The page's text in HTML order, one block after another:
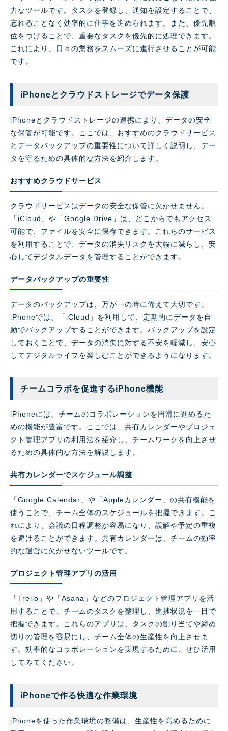
力なツールです。タスクを登録し、通知を設定することで、
忘れることなく効率的に仕事を進められます。また、優先順
位をつけることで、重要なタスクを優先的に処理できます。
これにより、日々の業務をスムーズに進行させることが可能
です。
iPhoneとクラウドストレージでデータ保護
iPhoneとクラウドストレージの連携により、データの安全
な保管が可能です。ここでは、おすすめのクラウドサービス
とデータバックアップの重要性について詳しく説明し、デー
タを守るための具体的な方法を紹介します。
おすすめクラウドサービス
クラウドサービスはデータの安全な保管に欠かせません。
「iCloud」や「Google Drive」は、どこからでもアクセス
可能で、ファイルを安全に保存できます。これらのサービス
を利用することで、データの消失リスクを大幅に減らし、安
心してデジタルデータを管理することができます。
データバックアップの重要性
データのバックアップは、万が一の時に備えて大切です。
iPhoneでは、「iCloud」を利用して、定期的にデータを自
動でバックアップすることができます。バックアップを設定
しておくことで、データの消失に対する不安を軽減し、安心
してデジタルライフを楽しむことができるようになります。
チームコラボを促進するiPhone機能
iPhoneには、チームのコラボレーションを円滑に進めるた
めの機能が豊富です。ここでは、共有カレンダーやプロジェ
クト管理アプリの利用法を紹介し、チームワークを向上させ
るための具体的な方法を解説します。
共有カレンダーでスケジュール調整
「Google Calendar」や「Appleカレンダー」の共有機能を
使うことで、チーム全体のスケジュールを把握できます。こ
れにより、会議の日程調整が容易になり、誤解や予定の重複
を避けることができます。共有カレンダーは、チームの効率
的な運営に欠かせないツールです。
プロジェクト管理アプリの活用
「Trello」や「Asana」などのプロジェクト管理アプリを活
用することで、チームのタスクを整理し、進捗状況を一目で
把握できます。これらのアプリは、タスクの割り当てや締め
切りの管理を容易にし、チーム全体の生産性を向上させま
す。効率的なコラボレーションを実現するために、ぜひ活用
してみてください。
iPhoneで作る快適な作業環境
iPhoneを使った作業環境の整備は、生産性を高めるために